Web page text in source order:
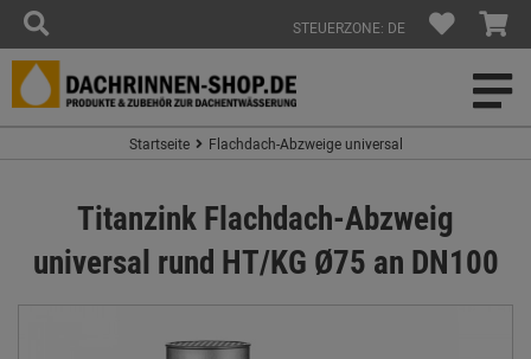
STEUERZONE: DE
Startseite Flachdach-Abzweige universal
Titanzink Flachdach-Abzweig
universal rund HT/KG Ø75 an DN100